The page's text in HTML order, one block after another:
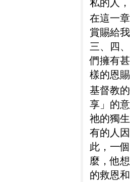
在這一
賞賜給
三、四
們擁有
樣的恩
基督教
享」的
祂的獨
有的人
此，一
麼，他
的救恩